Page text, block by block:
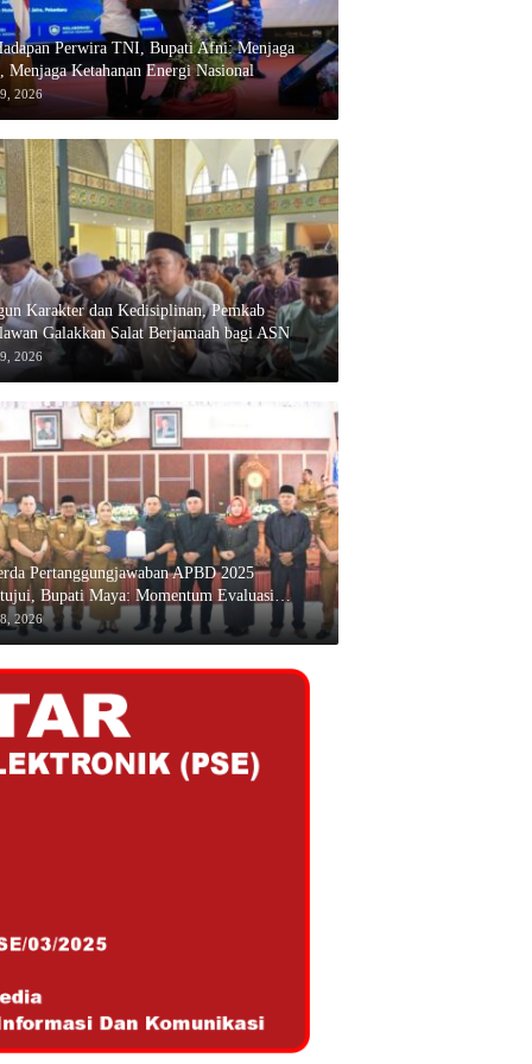
Perwira TNI, Bupati Afni: Menjaga
Menjaga Ketahanan Energi Nasional
2026
Karakter dan Kedisiplinan, Pemkab
Galakkan Salat Berjamaah bagi ASN
2026
Pertanggungjawaban APBD 2025
Bupati Maya: Momentum Evaluasi
2026